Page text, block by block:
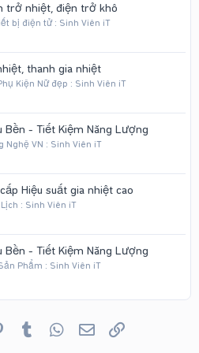
trở nhiệt, điện trở khô
bị điện tử : Sinh Viên iT
thanh gia nhiệt
Kiện Nữ đẹp : Sinh Viên iT
Bền - Tiết Kiệm Năng Lượng
Nghệ VN : Sinh Viên iT
Hiệu suất gia nhiệt cao
: Sinh Viên iT
Bền - Tiết Kiệm Năng Lượng
Phẩm : Sinh Viên iT
PinterestTumblr WhatsApp
Email